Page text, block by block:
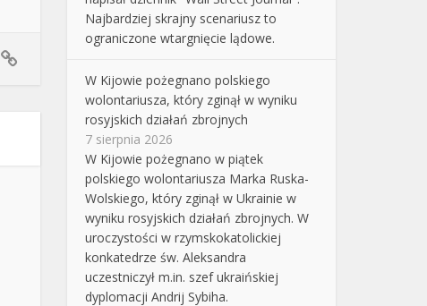
Najbardziej skrajny scenariusz to
ograniczone wtargnięcie lądowe.
W Kijowie pożegnano polskiego
wolontariusza, który zginął w wyniku
rosyjskich działań zbrojnych
7 sierpnia 2026
W Kijowie pożegnano w piątek
polskiego wolontariusza Marka Ruska-
Wolskiego, który zginął w Ukrainie w
wyniku rosyjskich działań zbrojnych. W
uroczystości w rzymskokatolickiej
konkatedrze św. Aleksandra
uczestniczył m.in. szef ukraińskiej
dyplomacji Andrij Sybiha.